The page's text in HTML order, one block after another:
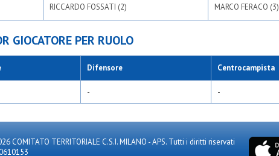
RICCARDO FOSSATI (2) MARCO FERACO (3)
GIOCATORE PER RUOLO
Difensore Centrocampista
- -
COMITATO TERRITORIALE C.S.I. MILANO - APS. Tutti i diritti riservati